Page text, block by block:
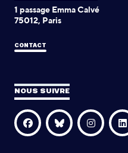
1 passage Emma Calvé
75012, Paris
CONTACT
NOUS SUIVRE